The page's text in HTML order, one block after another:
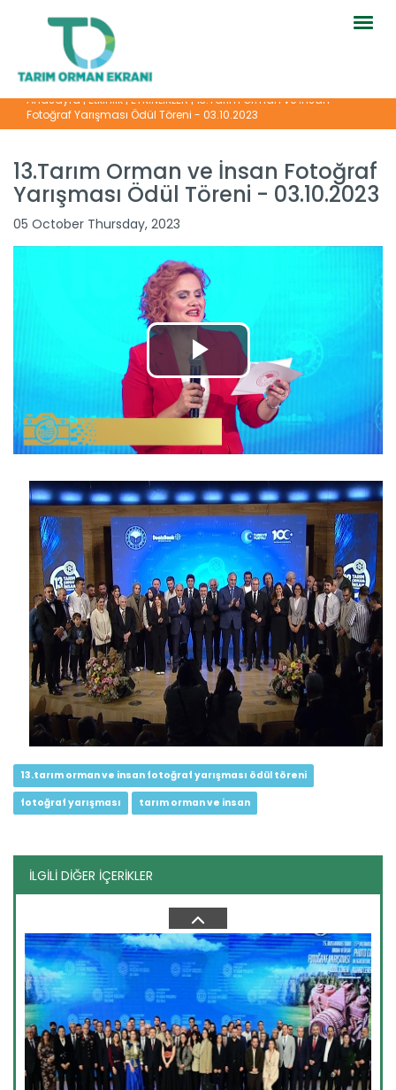
Anasayfa|Etkinlik|ETKİNLİKLER|13.Tarım Orman ve İnsan
Fotoğraf Yarışması Ödül Töreni - 03.10.2023
13.Tarım Orman ve İnsan Fotoğraf
Yarışması Ödül Töreni - 03.10.2023
05 October Thursday, 2023
13.tarım orman ve insan fotoğraf yarışması ödül töreni
fotoğraf yarışması tarım orman ve insan
İLGİLİ DİĞER İÇERİKLER
14. Uluslararası Tarım Orman...
Toprağın, suyun, tarımın ve ormanın önemi konusunda
13. Tarım Orman ve İnsan...
13. Tarım Orman ve İnsan...
Devamını Oku ->
12. Tarım Orman ve İnsan...